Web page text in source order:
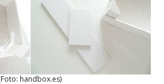
handbox.es)